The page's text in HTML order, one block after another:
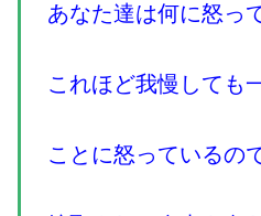
あなた達は何に怒っ
これほど我慢しても
ことに怒っているの